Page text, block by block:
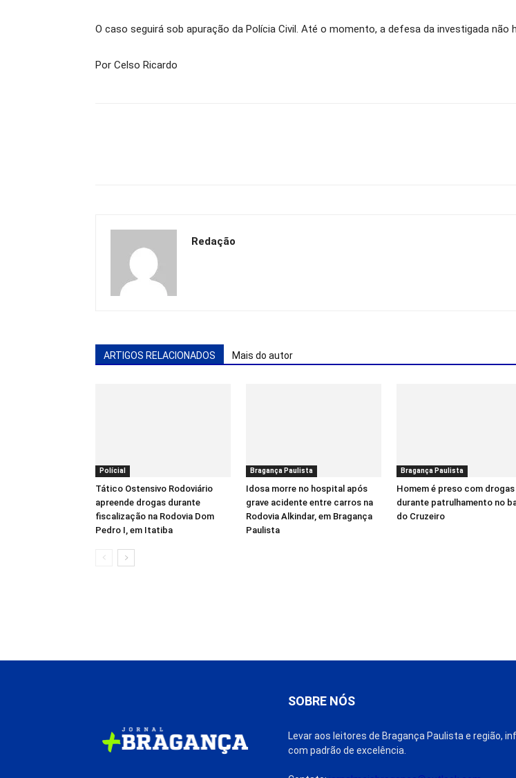
O caso seguirá sob apuração da Polícia Civil. Até o momento, a defesa da investigada
Por Celso Ricardo
Redação
ARTIGOS RELACIONADOS Mais do autor
Polícial
Tático Ostensivo Rodoviário
apreende drogas durante
fiscalização na Rodovia Dom
Pedro I, em Itatiba
Bragança Paulista
Idosa morre no hospital após
grave acidente entre carros na
Rodovia Alkindar, em Bragança
Paulista
Bragança Paulista
Homem é preso com drogas
durante patrulhamento no
do Cruzeiro
SOBRE NÓS
Levar aos leitores de Bragança Paulista e região,
com padrão de excelência.